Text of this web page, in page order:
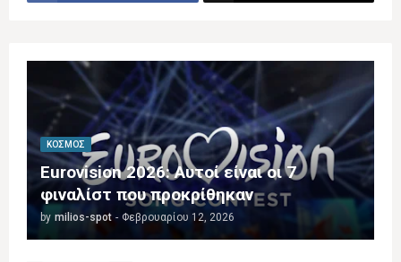
ΚΌΣΜΟΣ
Eurovision 2026: Αυτοί είναι οι 7
φιναλίστ που προκρίθηκαν
by milios-spot - Φεβρουαρίου 12, 2026